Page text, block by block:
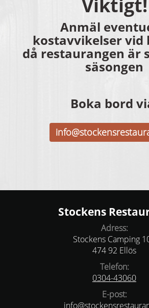
Viktigt!
Anmäl
kostavvikelser vid
då restaurangen är
säsongen
Boka bord
Stockens
Adress:
Stockens Camping
474 92 Ellös
Telefon:
0304-43060
E-post: